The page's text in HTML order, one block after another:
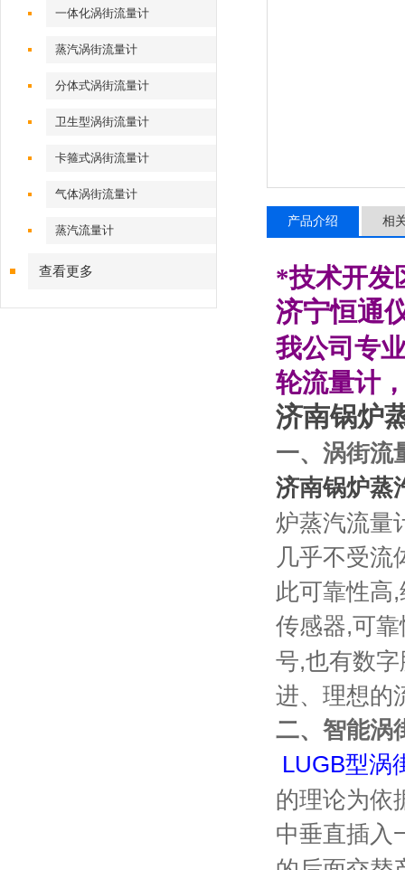
一体化涡街流量计
蒸汽涡街流量计
分体式涡街流量计
卫生型涡街流量计
卡箍式涡街流量计
气体涡街流量计
蒸汽流量计
查看更多
产品介绍 相
*技术开发
济宁恒通
我公司专
轮流量计
济南锅炉
一、涡街流
济南锅炉蒸
炉蒸汽流量
几乎不受流
此可靠性高
传感器,可
号,也有数
进、理想的
二、智能涡
LUGB型涡
的理论为依
中垂直插入